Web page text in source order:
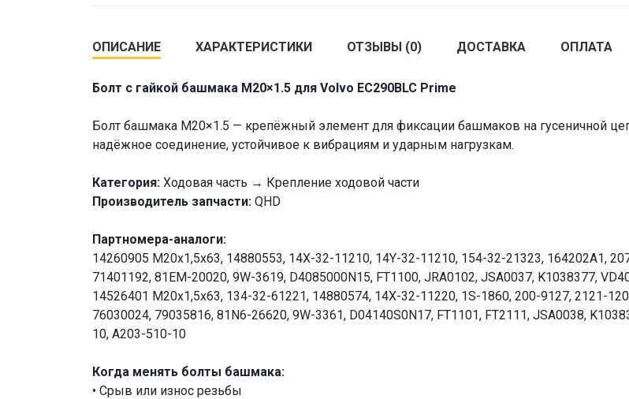
ОПИСАНИЕ ХАРАКТЕРИСТИКИ ОТЗЫВЫ (0) ДОСТАВКА ОПЛАТА
Болт с гайкой башмака M20×1.5 для Volvo EC290BLC Prime
Болт башмака M20×1.5 — крепёжный элемент для фиксации башмаков на гусеничной
надёжное соединение, устойчивое к вибрациям и ударным нагрузкам.
Категория: Ходовая часть → Крепление ходовой части
Производитель запчасти: QHD
Партномера-аналоги:
14260905 М20х1,5х63, 14880553, 14X-32-11210, 14Y-32-11210, 154-32-21323, 164202A1,
71401192, 81EM-20020, 9W-3619, D4085000N15, FT1100, JRA0102, JSA0037, K1038377,
14526401 М20х1,5х63, 134-32-61221, 14880574, 14X-32-11220, 1S-1860, 200-9127, 2121-
76030024, 79035816, 81N6-26620, 9W-3361, D04140S0N17, FT1101, FT2111, JSA0038,
10, A203-510-10
Когда менять болты башмака:
• Срыв или износ резьбы